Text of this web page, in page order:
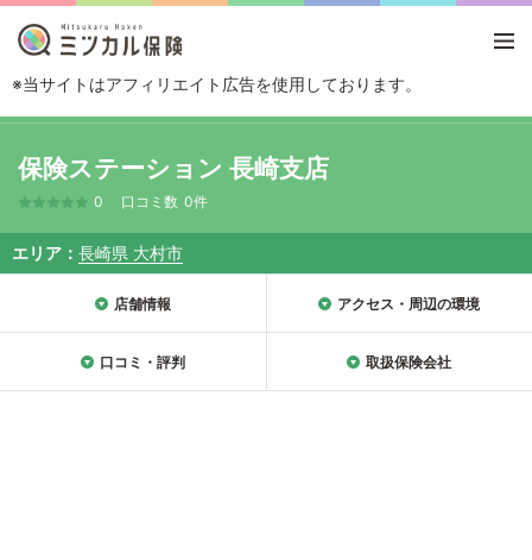
※当サイトはアフィリエイト広告を使用しております。
大村市 保険ステーション 長崎支店
保険ステーション 長崎支店
0 口コミ数 0件
エリア 長崎県 大村市
店舗情報 アクセス・周辺の環境
口コミ・評判 取扱保険会社